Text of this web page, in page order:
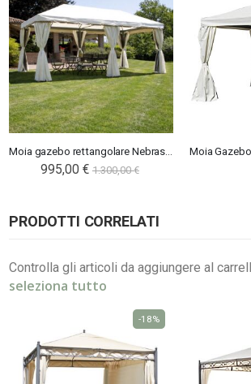
Special
Price
995,00 € 1.300,00 €
PRODOTTI CORRELATI
Controlla gli articoli da aggiungere al
seleziona tutto
-18%